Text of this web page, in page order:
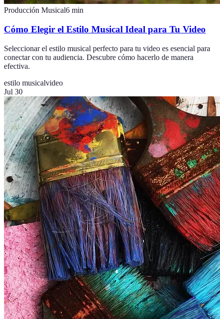
Producción Musical6 min
Cómo Elegir el Estilo Musical Ideal para Tu Video
Seleccionar el estilo musical perfecto para tu video es esencial para
conectar con tu audiencia. Descubre cómo hacerlo de manera
efectiva.
estilo musicalvideo
Jul 30